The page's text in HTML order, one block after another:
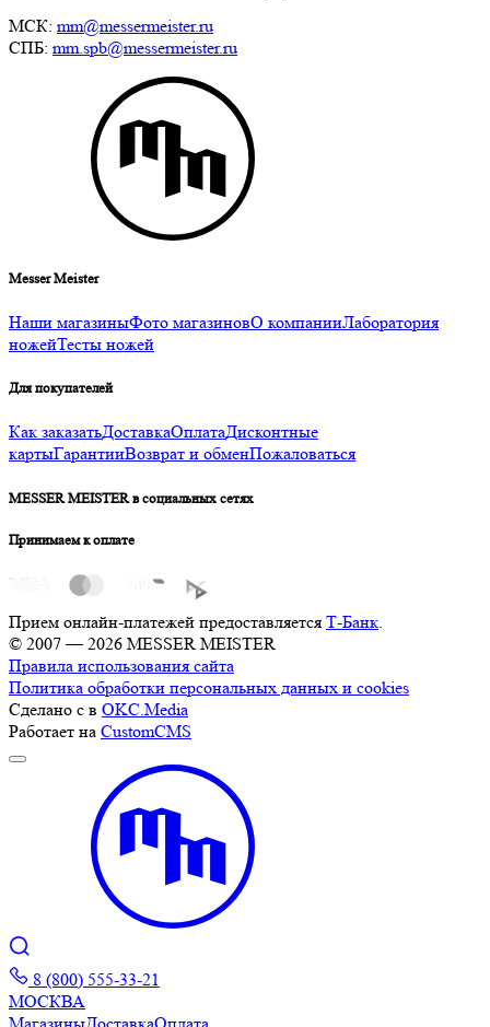
МСК: mm@messermeister.ru
СПБ: mm.spb@messermeister.ru
Messer Meister
Наши магазиныФото магазиновО компанииЛаборатория
ножейТесты ножей
Для покупателей
Как заказатьДоставкаОплатаДисконтные
картыГарантииВозврат и обменПожаловаться
MESSER MEISTER в социальных сетях
Принимаем к оплате
Прием онлайн-платежей предоставляется Т-Банк.
© 2007 — 2026 MESSER MEISTER
Правила использования сайта
Политика обработки персональных данных и cookies
Сделано с в OKC.Media
Работает на CustomCMS
8 (800) 555-33-21
МОСКВА